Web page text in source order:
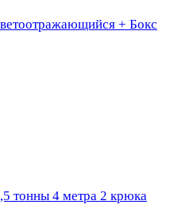
+ Бокс
тонны 4 метра 2 крюка